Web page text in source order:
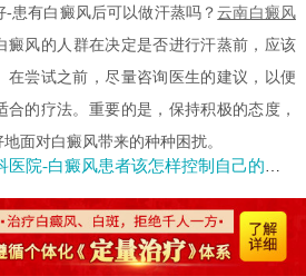
有白癜风后可以做汗蒸吗？云南白癜风
癜风的人群在决定是否进行汗蒸前，应该
在尝试之前，尽量咨询医生的建议，以便
的疗法。重要的是，保持积极的态度，
面对白癜风带来的种种困扰。
院-白癜风患者该怎样控制自己的情绪